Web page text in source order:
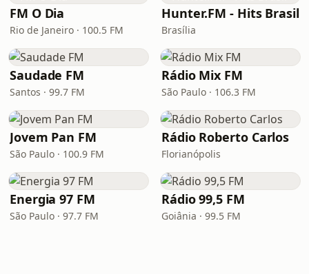
FM O Dia
Rio de Janeiro · 100.5 FM
Hunter.FM - Hits Brasil
Brasília
Saudade FM
Santos · 99.7 FM
Rádio Mix FM
São Paulo · 106.3 FM
Jovem Pan FM
São Paulo · 100.9 FM
Rádio Roberto Carlos
Florianópolis
Energia 97 FM
São Paulo · 97.7 FM
Rádio 99,5 FM
Goiânia · 99.5 FM